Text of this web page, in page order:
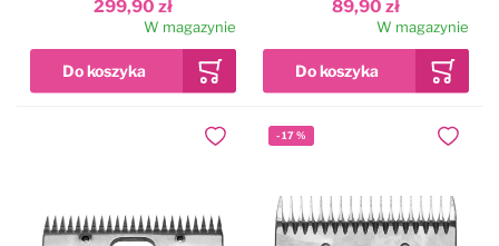
299,90 zł
W magazynie
89,90 zł
W magazynie
Dodaj do ulubionych
-17%
Dodaj